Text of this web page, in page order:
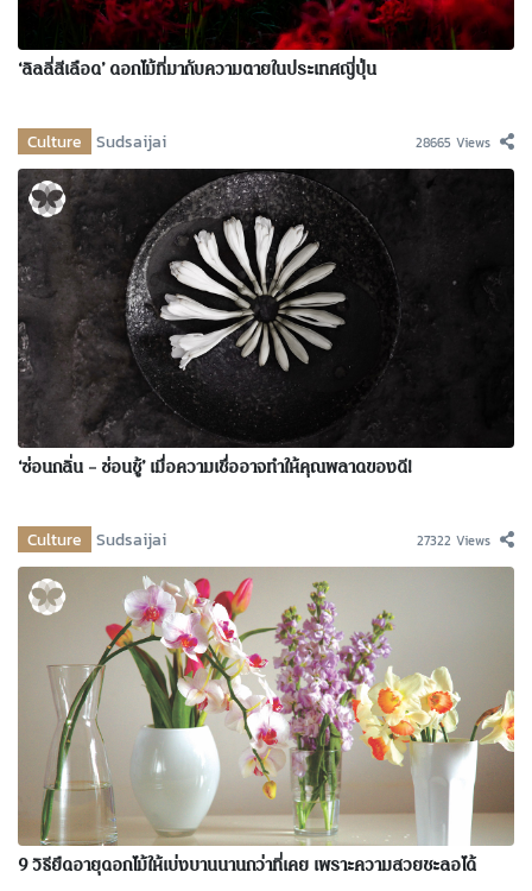
‘ลิลลี่สีเลือด’ ดอกไม้ที่มากับความตายในประเทศญี่ปุ่น
Culture Sudsaijai 28665 Views
‘ซ่อนกลิ่น – ซ่อนชู้’ เมื่อความเชื่ออาจทำให้คุณพลาดของดี!
Culture Sudsaijai 27322 Views
9 วิธียืดอายุดอกไม้ให้เบ่งบานนานกว่าที่เคย เพราะความสวยชะลอได้